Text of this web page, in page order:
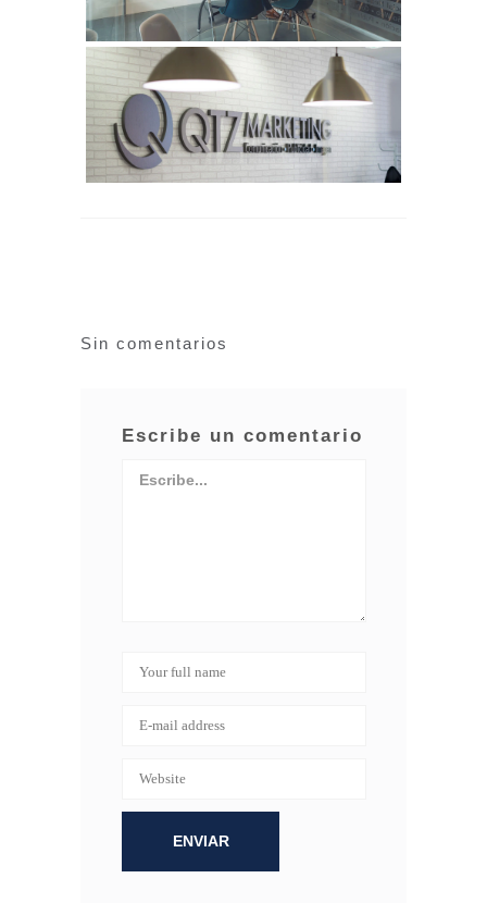
Sin comentarios
Escribe un comentario